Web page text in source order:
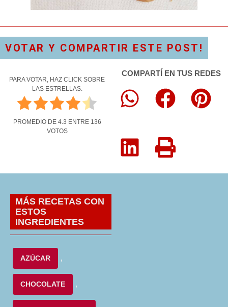
VOTAR Y COMPARTIR ESTE POST!
PARA VOTAR, HAZ CLICK SOBRE
LAS ESTRELLAS.
PROMEDIO DE 4.3 ENTRE 136
VOTOS
COMPARTÍ EN TUS REDES
MÁS RECETAS CON
ESTOS
INGREDIENTES
AZÚCAR ,
CHOCOLATE ,